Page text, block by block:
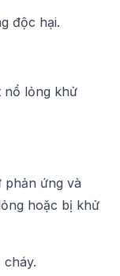
độc hại.
nổ lỏng khử
phản ứng và
hoặc bị khử